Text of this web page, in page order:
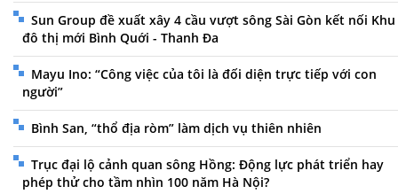
Sun Group đề xuất xây 4 cầu vượt sông Sài Gòn kết nối Khu
đô thị mới Bình Quới - Thanh Đa
Mayu Ino: “Công việc của tôi là đối diện trực tiếp với con
người”
Bình San, “thổ địa ròm” làm dịch vụ thiên nhiên
Trục đại lộ cảnh quan sông Hồng: Động lực phát triển hay
phép thử cho tầm nhìn 100 năm Hà Nội?